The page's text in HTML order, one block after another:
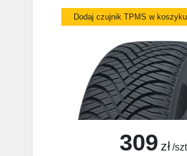
Dodaj czujnik TPMS w
309 zł /